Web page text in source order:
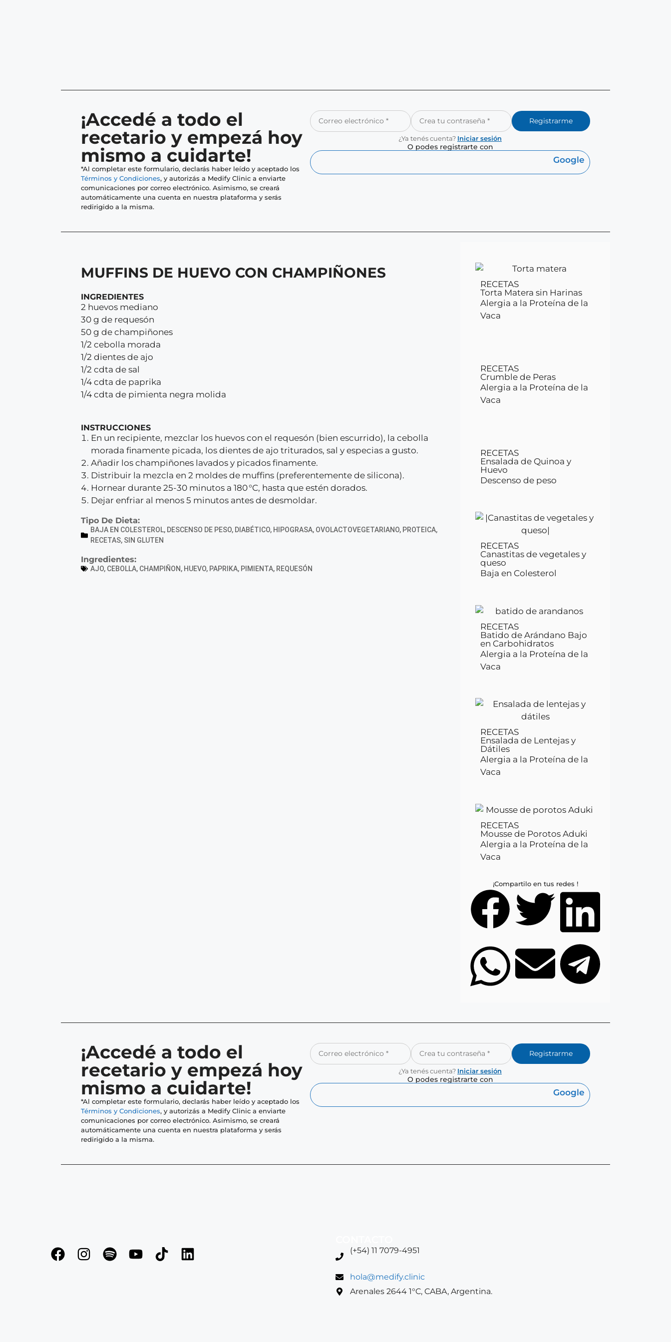
¡Accedé a todo el
recetario y empezá hoy
mismo a cuidarte!
*Al completar este formulario, declarás haber leído y aceptado los
Términos y Condiciones, y autorizás a Medify Clinic a enviarte
comunicaciones por correo electrónico. Asimismo, se creará
automáticamente una cuenta en nuestra plataforma y serás
redirigido a la misma.
Registrarme
¿Ya tenés cuenta? Iniciar sesión
O podes registrarte con
Google
MUFFINS DE HUEVO CON CHAMPIÑONES
INGREDIENTES
2 huevos mediano
30 g de requesón
50 g de champiñones
1/2 cebolla morada
1/2 dientes de ajo
1/2 cdta de sal
1/4 cdta de paprika
1/4 cdta de pimienta negra molida
INSTRUCCIONES
En un recipiente, mezclar los huevos con el requesón (bien escurrido), la cebolla
morada finamente picada, los dientes de ajo triturados, sal y especias a gusto.
Añadir los champiñones lavados y picados finamente.
Distribuir la mezcla en 2 moldes de muffins (preferentemente de silicona).
Hornear durante 25-30 minutos a 180 °C, hasta que estén dorados.
Dejar enfriar al menos 5 minutos antes de desmoldar.
Tipo De Dieta:
BAJA EN COLESTEROL, DESCENSO DE PESO, DIABÉTICO, HIPOGRASA, OVOLACTOVEGETARIANO, PROTEICA,
RECETAS, SIN GLUTEN
Ingredientes:
AJO, CEBOLLA, CHAMPIÑON, HUEVO, PAPRIKA, PIMIENTA, REQUESÓN
RECETAS
Torta Matera sin Harinas
Alergia a la Proteína de la
Vaca
RECETAS
Crumble de Peras
Alergia a la Proteína de la
Vaca
RECETAS
Ensalada de Quinoa y
Huevo
Descenso de peso
RECETAS
Canastitas de vegetales y
queso
Baja en Colesterol
RECETAS
Batido de Arándano Bajo
en Carbohidratos
Alergia a la Proteína de la
Vaca
RECETAS
Ensalada de Lentejas y
Dátiles
Alergia a la Proteína de la
Vaca
RECETAS
Mousse de Porotos Aduki
Alergia a la Proteína de la
Vaca
¡Compartilo en tus redes !
¡Accedé a todo el
recetario y empezá hoy
mismo a cuidarte!
*Al completar este formulario, declarás haber leído y aceptado los
Términos y Condiciones, y autorizás a Medify Clinic a enviarte
comunicaciones por correo electrónico. Asimismo, se creará
automáticamente una cuenta en nuestra plataforma y serás
redirigido a la misma.
Registrarme
¿Ya tenés cuenta? Iniciar sesión
O podes registrarte con
Google
(+54) 11 7079-4951
hola@medify.clinic
Arenales 2644 1°C, CABA, Argentina.